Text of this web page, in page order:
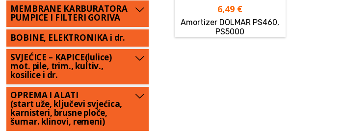
6,49 €
Amortizer DOLMAR PS460,
PS5000
MEMBRANE KARBURATORA
PUMPICE I FILTERI GORIVA
BOBINE, ELEKTRONIKA i dr.
SVJEĆICE – KAPICE(lulice)
mot. pile, trim., kultiv.,
kosilice i dr.
OPREMA I ALATI
(start uže, ključevi svjećica,
karnisteri, brusne ploče,
šumar. klinovi, remeni)